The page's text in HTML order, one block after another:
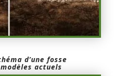
d’une fosse
actuels